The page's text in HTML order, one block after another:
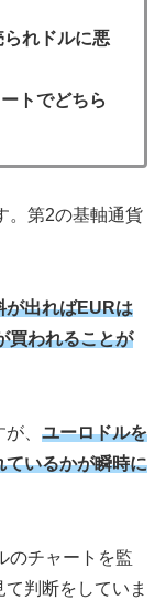
られドルに悪
トでどちら
。第2の基軸通貨
が出ればEURは
買われることが
、 ユーロドルを
ているかが瞬時に
のチャートを監
判断をしていま